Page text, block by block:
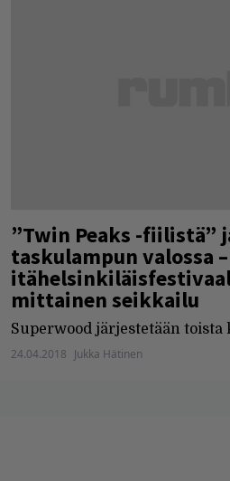
”Twin Peaks -fiilistä”
taskulampun valossa –
mittainen seikkailu
Superwood järjestetään toista
24.04.2018 Jukka Hätinen